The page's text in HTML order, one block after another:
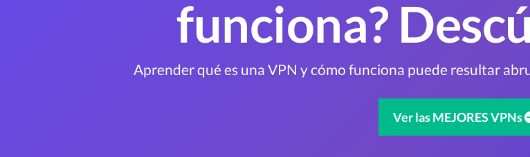
funciona?
Aprender qué es una VPN y cómo funciona puede resultar
Ver las MEJORES VPNs